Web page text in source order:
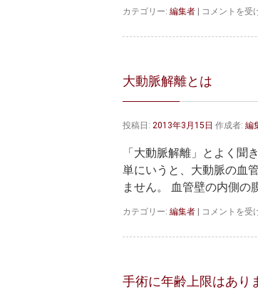
カテゴリー: 編集者
首
圏
た
な
大
脈
オ
ー
プ
ン
コメントを受
大動脈解離とは
投稿日: 2013年3月15日 作成者: 編
「大動脈解離」とよく聞
単にいうと、大動脈の血
ません。 血管壁の内側の
カテゴリー: 編集者
大
脈
と
は
コメントを受
手術に年齢上限はあり